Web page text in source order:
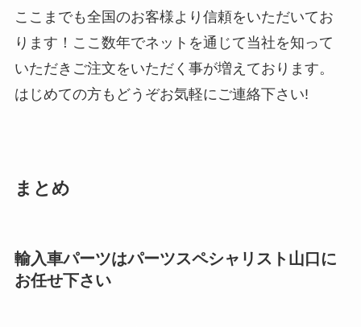
ここまでも全国のお客様より信頼をいただいてお
ります！ここ数年でネットを通じて当社を知って
いただきご注文をいただく事が増えております。
はじめての方もどうぞお気軽にご連絡下さい!
まとめ
輸入車パーツはパーツスペシャリスト山口に
お任せ下さい